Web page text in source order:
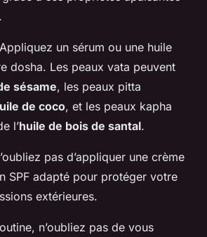
un sérum ou une huile
dosha. Les peaux vata peuvent
sésame, les peaux pitta
de coco, et les peaux kapha
l’huile de bois de santal.
pas d’appliquer une crème
SPF adapté pour protéger votre
extérieures.
n’oubliez pas de vous